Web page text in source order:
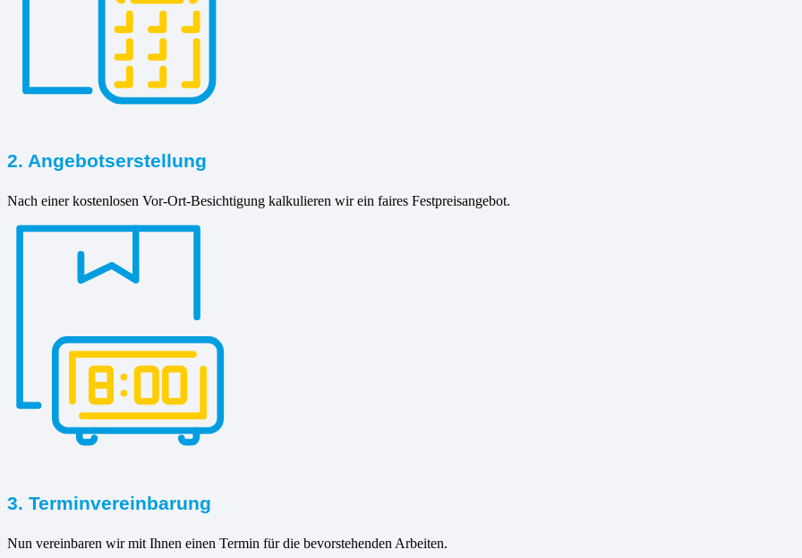
2. Angebotserstellung
Nach einer kostenlosen Vor-Ort-Besichtigung kalkulieren wir ein faires Festpreisangebot.
3. Terminvereinbarung
Nun vereinbaren wir mit Ihnen einen Termin für die bevorstehenden Arbeiten.